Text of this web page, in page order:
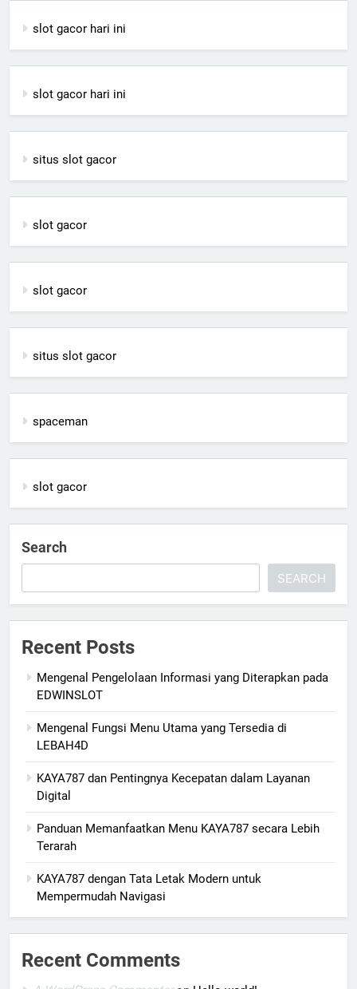
slot gacor hari ini
slot gacor hari ini
situs slot gacor
slot gacor
slot gacor
situs slot gacor
spaceman
slot gacor
Search
SEARCH
Recent Posts
Mengenal Pengelolaan Informasi yang Diterapkan pada
EDWINSLOT
Mengenal Fungsi Menu Utama yang Tersedia di
LEBAH4D
KAYA787 dan Pentingnya Kecepatan dalam Layanan
Digital
Panduan Memanfaatkan Menu KAYA787 secara Lebih
Terarah
KAYA787 dengan Tata Letak Modern untuk
Mempermudah Navigasi
Recent Comments